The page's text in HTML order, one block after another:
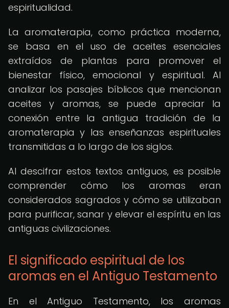
espiritualidad.
La aromaterapia, como práctica moderna,
se basa en el uso de aceites esenciales
extraídos de plantas para promover el
bienestar físico, emocional y espiritual. Al
analizar los pasajes bíblicos que mencionan
aceites y aromas, se puede apreciar la
conexión entre la antigua tradición de la
aromaterapia y las enseñanzas espirituales
transmitidas a lo largo de los siglos.
Al descifrar estos textos antiguos, es posible
comprender cómo los aromas eran
considerados sagrados y cómo se utilizaban
para purificar, sanar y elevar el espíritu en las
antiguas civilizaciones.
El significado espiritual de los
aromas en el Antiguo Testamento
En el Antiguo Testamento, los aromas